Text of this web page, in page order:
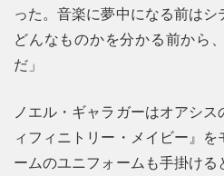
った。音楽に夢中になる前は
どんなものかを分かる前から
だ」
ノエル・ギャラガーはオアシ
ィフィニトリー・メイビー』
ームのユニフォームも手掛け